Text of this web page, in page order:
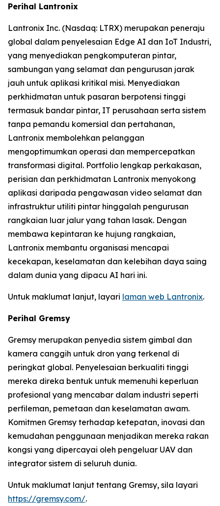
Perihal Lantronix
Lantronix Inc. (Nasdaq: LTRX) merupakan peneraju
global dalam penyelesaian Edge AI dan IoT Industri,
yang menyediakan pengkomputeran pintar,
sambungan yang selamat dan pengurusan jarak
jauh untuk aplikasi kritikal misi. Menyediakan
perkhidmatan untuk pasaran berpotensi tinggi
termasuk bandar pintar, IT perusahaan serta sistem
tanpa pemandu komersial dan pertahanan,
Lantronix membolehkan pelanggan
mengoptimumkan operasi dan mempercepatkan
transformasi digital. Portfolio lengkap perkakasan,
perisian dan perkhidmatan Lantronix menyokong
aplikasi daripada pengawasan video selamat dan
infrastruktur utiliti pintar hinggalah pengurusan
rangkaian luar jalur yang tahan lasak. Dengan
membawa kepintaran ke hujung rangkaian,
Lantronix membantu organisasi mencapai
kecekapan, keselamatan dan kelebihan daya saing
dalam dunia yang dipacu AI hari ini.
Untuk maklumat lanjut, layari laman web Lantronix.
Perihal Gremsy
Gremsy merupakan penyedia sistem gimbal dan
kamera canggih untuk dron yang terkenal di
peringkat global. Penyelesaian berkualiti tinggi
mereka direka bentuk untuk memenuhi keperluan
profesional yang mencabar dalam industri seperti
perfileman, pemetaan dan keselamatan awam.
Komitmen Gremsy terhadap ketepatan, inovasi dan
kemudahan penggunaan menjadikan mereka rakan
kongsi yang dipercayai oleh pengeluar UAV dan
integrator sistem di seluruh dunia.
Untuk maklumat lanjut tentang Gremsy, sila layari
https://gremsy.com/.